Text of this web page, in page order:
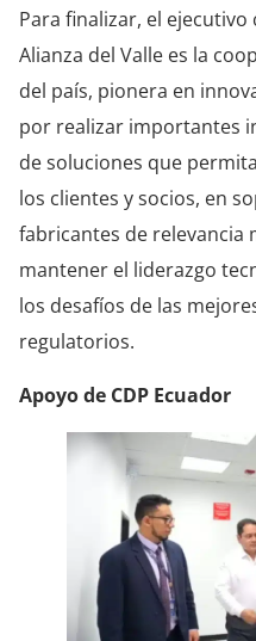
Para finalizar, el
Alianza del Valle es la
del país, pionera en
por realizar importantes
de soluciones que
los clientes y socios, en
fabricantes de relevancia
mantener el liderazgo
los desafíos de las
regulatorios.
Apoyo de CDP Ecuador